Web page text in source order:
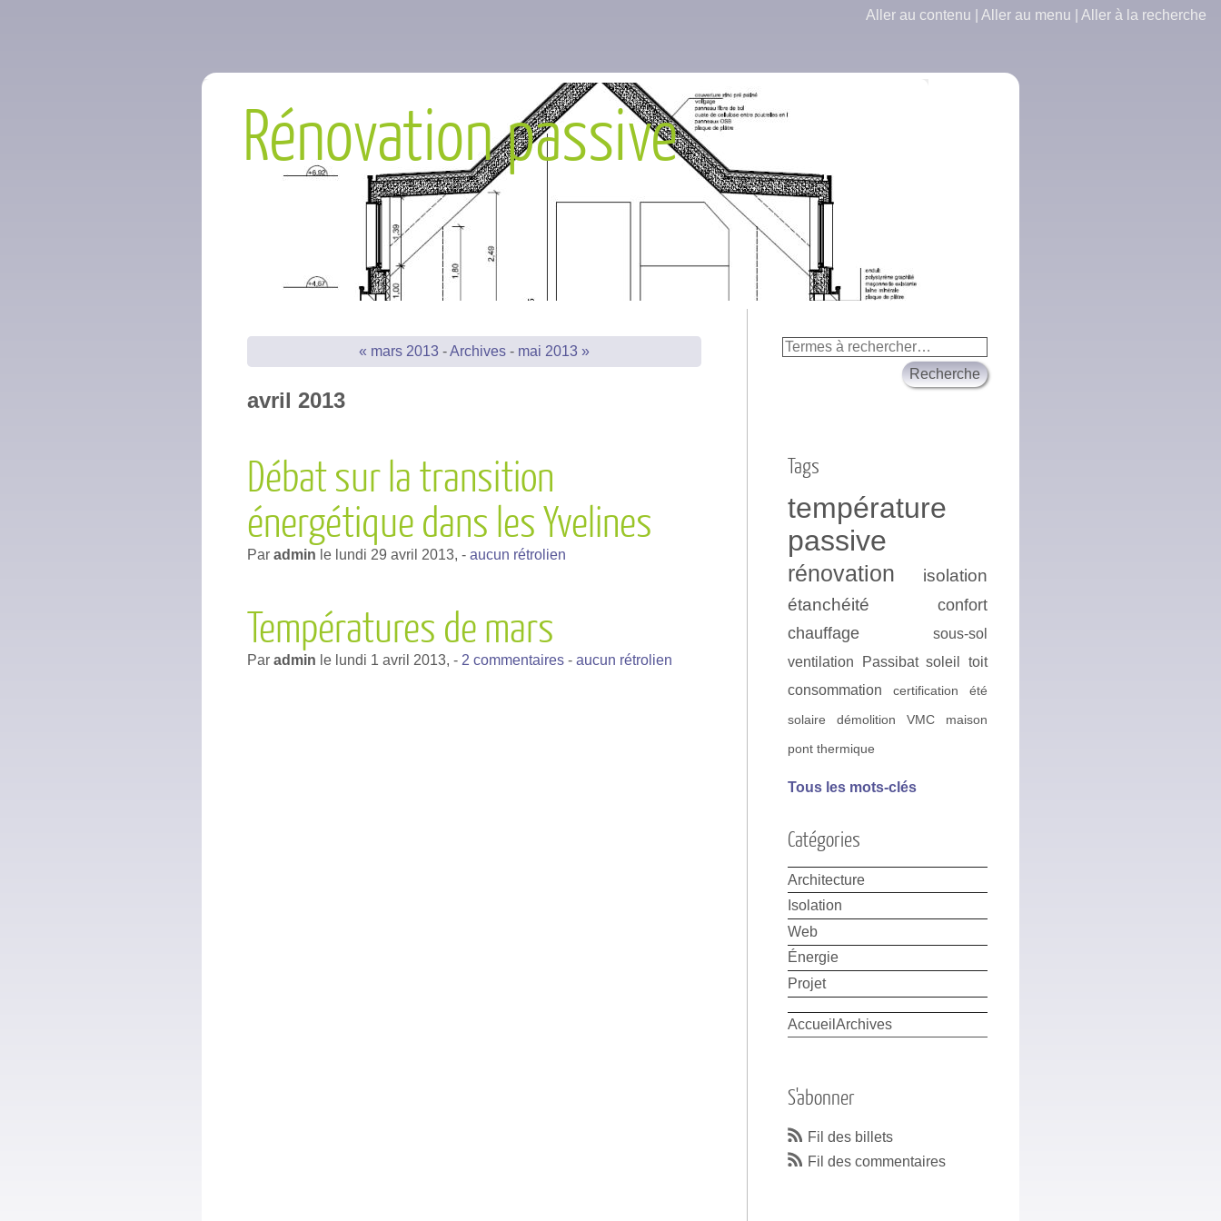
Rénovation passive
Aller au contenu Aller au menu Aller à la recherche
« mars 2013 -Archives - mai 2013 »
avril 2013
Débat sur la transition
énergétique dans les Yvelines
Par admin le lundi 29 avril 2013, - aucun rétrolien
Températures de mars
Par admin le lundi 1 avril 2013, - 2 commentaires - aucun rétrolien
Tags
température
passive
rénovation
isolation
étanchéité
confort
chauffage
sous-sol
ventilation
Passibat soleil
toit
consommation
certification
été
solaire
démolition VMC
maison
pont thermique
Tous les mots-clés
Catégories
Architecture
Isolation
Web
Énergie
Projet
Accueil Archives
S'abonner
Fil des billets
Fil des commentaires